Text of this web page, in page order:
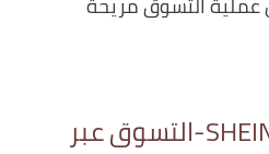
مميزات تطبيق SHEIN-التسوق عبر